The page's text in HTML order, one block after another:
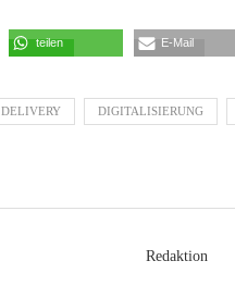
teilen E-Mail
DELIVERY DIGITALISIERUNG
Redaktion